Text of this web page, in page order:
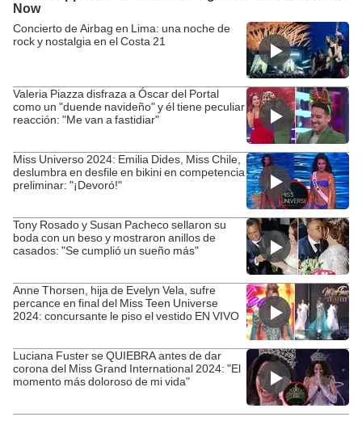
Concierto de Airbag en Lima: una noche de
rock y nostalgia en el Costa 21
Valeria Piazza disfraza a Óscar del Portal
como un "duende navideño" y él tiene peculiar
reacción: "Me van a fastidiar"
Miss Universo 2024: Emilia Dides, Miss Chile,
deslumbra en desfile en bikini en competencia
preliminar: "¡Devoró!"
Tony Rosado y Susan Pacheco sellaron su
boda con un beso y mostraron anillos de
casados: "Se cumplió un sueño más"
Anne Thorsen, hija de Evelyn Vela, sufre
percance en final del Miss Teen Universe
2024: concursante le piso el vestido EN VIVO
Luciana Fuster se QUIEBRA antes de dar
corona del Miss Grand International 2024: "El
momento más doloroso de mi vida"